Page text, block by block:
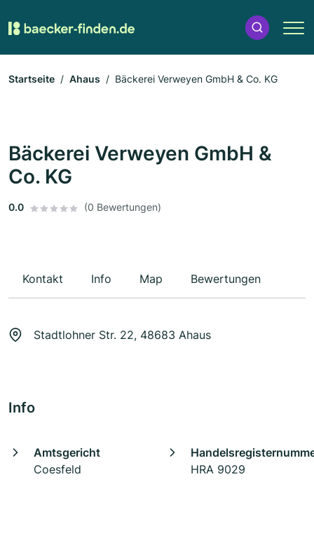
Startseite Ahaus Bäckerei Verweyen GmbH & Co. KG
Bäckerei Verweyen GmbH &
Co. KG
0.0 (0 Bewertungen)
Kontakt Info Map Bewertungen
Stadtlohner Str. 22, 48683 Ahaus
Info
Amtsgericht
Coesfeld
HRA 9029